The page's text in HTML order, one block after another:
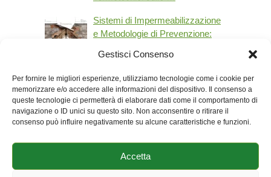
Gestisci Consenso
Per fornire le migliori esperienze, utilizziamo tecnologie come i cookie per
memorizzare e/o accedere alle informazioni del dispositivo. Il consenso a
queste tecnologie ci permetterà di elaborare dati come il comportamento di
navigazione o ID unici su questo sito. Non acconsentire o ritirare il
consenso può influire negativamente su alcune caratteristiche e funzioni.
Accetta
Sistemi di Impermeabilizzazione
e Metodologie di Prevenzione:
Difettosità